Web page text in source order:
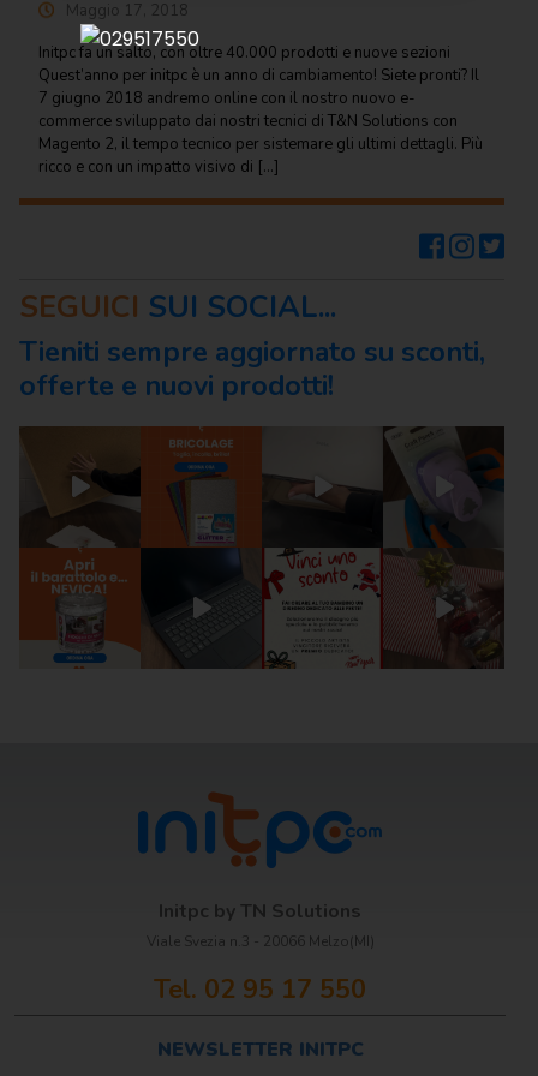
Regalo
Cancelleria
per ufficio
Carta
per
ufficio
stampanti
Informatica
Macchine
Prodotti
per
comunità
Scrittura e
Scuola
Maggio 17, 2018
Initpc fa un salto, con oltre 40.000 prodotti e nuove sezioni
Quest’anno per initpc è un anno di cambiamento! Siete pronti? Il
7 giugno 2018 andremo online con il nostro nuovo e-
commerce sviluppato dai nostri tecnici di T&N Solutions con
Magento 2, il tempo tecnico per sistemare gli ultimi dettagli. Più
ricco e con un impatto visivo di […]
SEGUICI SUI SOCIAL...
Tieniti sempre aggiornato su sconti,
offerte e nuovi prodotti!
Initpc by TN Solutions
Viale Svezia n.3 - 20066 Melzo(MI)
Tel. 02 95 17 550
NEWSLETTER INITPC